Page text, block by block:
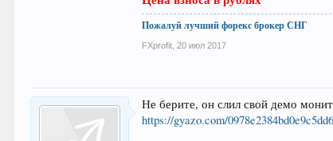
Пожалуй лучший форекс брокер СНГ
FXprofit 20 июл 2017
Не берите, он слил свой демо
https://gyazo.com/